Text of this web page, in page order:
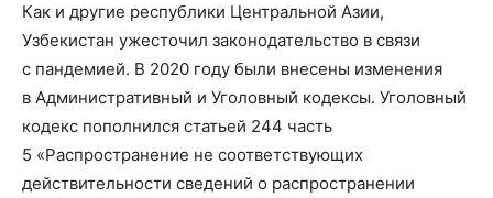
Как и другие республики Центральной Азии,
Узбекистан ужесточил законодательство в связи
с пандемией. В 2020 году были внесены изменения
в Административный и Уголовный кодексы. Уголовный
кодекс пополнился статьей 244 часть
5 «Распространение не соответствующих
действительности сведений о распространении